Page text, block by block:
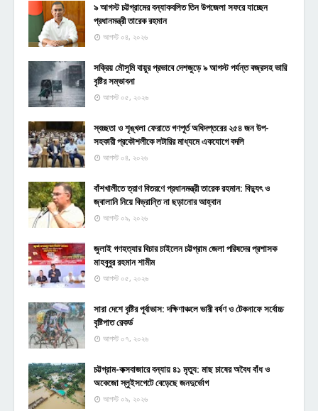
৯ আগস্ট চট্টগ্রামের বন্যাকবলিত তিন উপজেলা সফরে যাচ্ছেন
প্রধানমন্ত্রী তারেক রহমান
আগস্ট ০৪, ২০২৬
সক্রিয় মৌসুমি বায়ুর প্রভাবে দেশজুড়ে ৯ আগস্ট পর্যন্ত বজ্রসহ ভারি
বৃষ্টির সম্ভাবনা
আগস্ট ০৫, ২০২৬
স্বচ্ছতা ও শৃঙ্খলা ফেরাতে গণপূর্ত অধিদপ্তরের ২৫৪ জন উপ-
সহকারী প্রকৌশলীকে লটারির মাধ্যমে একযোগে বদলি
আগস্ট ০৪, ২০২৬
বাঁশখালীতে ত্রাণ বিতরণে প্রধানমন্ত্রী তারেক রহমান: বিদ্যুৎ ও
জ্বালানি নিয়ে বিভ্রান্তি না ছড়ানোর আহ্বান
আগস্ট ০৯, ২০২৬
জুলাই গণহত্যার বিচার চাইলেন চট্টগ্রাম জেলা পরিষদের প্রশাসক
মাহবুবুর রহমান শামীম
আগস্ট ০৫, ২০২৬
সারা দেশে বৃষ্টির পূর্বাভাস: দক্ষিণাঞ্চলে ভারী বর্ষণ ও টেকনাফে সর্বোচ্চ
বৃষ্টিপাত রেকর্ড
আগস্ট ০৭, ২০২৬
চট্টগ্রাম-কক্সবাজারে বন্যায় ৪১ মৃত্যু: মাছ চাষের অবৈধ বাঁধ ও
অকেজো স্লুইসগেটে বেড়েছে জনদুর্ভোগ
আগস্ট ০৯, ২০২৬